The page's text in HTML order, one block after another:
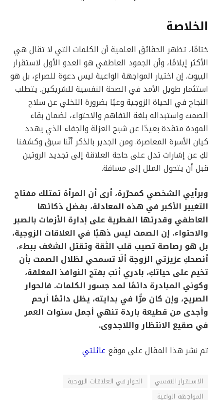
الخلاصة
ختامًا، تظهر الحقائق العلمية أن الكلمات التي لا تقال هي
الأكثر إيلامًا، وأن الجمود العاطفي هو العدو الأول لاستقرار
البيوت. إن اختيار المواجهة الواعية ليس دعوة للصراع، بل هو
استثمار طويل الأمد في الصحة النفسية للشريكين. يتطلب
النجاح في الحياة الزوجية وعيًا بضرورة التخلي عن سلاح
الصمت واستبداله بلغة التفاهم والاحتواء، لضمان بقاء
المودة متقدة بعيدًا عن شبح العزلة والجفاء الذي يهدد
كيان الأسرة المعاصرة. ومن الجدير بالذكر أنّنا سبق وكشفنا
لكِ عن إشارات تدل على حاجة العلاقة إلى تجديد الروتين
قبل أن يتحول الملل إلى مسافة.
وبرأيي الشخصي كمحرّرة، أرى أن المرأة تمتلك مفتاح
التغيير الأكبر في هذه المعادلة، بفضل ذكائها
العاطفي وقدرتها الفطرية على إدارة الأزمات بالصبر
والاحتواء. إن الصمت ليس ذهبًا في العلاقات الزوجية،
بل هو رصاصة تصيب قلب الثقة وتقتل الشغف ببطء.
أنصحكِ عزيزتي الزوجة ألّا تسمحي لظلال الصمت بأن
تخيم على حياتكِ، بادري أنتِ بفتح النوافذ المغلقة،
وكوني المبادرة دائمًا لمد جسور الكلمات. فالحوار
الصريح، وإن كان مرًّا في بدايته، يظل دائمًا أرحم
وأجدى من قطيعة باردة تنهي أجمل سنوات العمر
في صقيع الانتظار واللاجدوى.
تم نشر هذا المقال على موقع عائلتي
الاستقرار النفسي
الحوار في العلاقات الزوجية
المواجهة الواعية